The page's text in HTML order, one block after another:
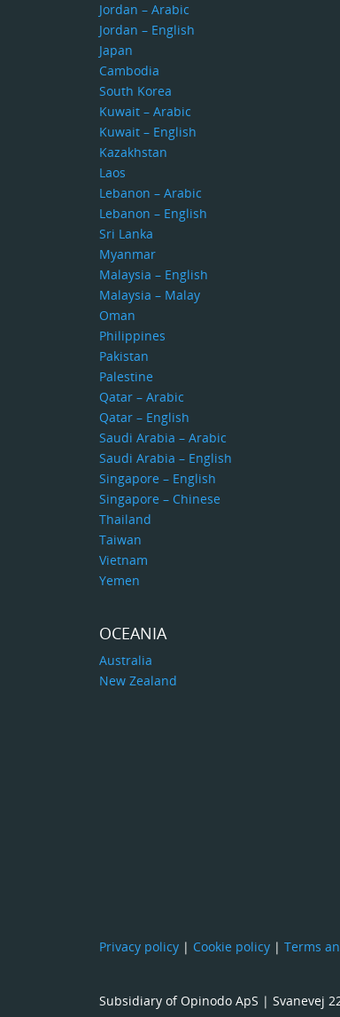
Jordan – Arabic
Jordan – English
Japan
Cambodia
South Korea
Kuwait – Arabic
Kuwait – English
Kazakhstan
Laos
Lebanon – Arabic
Lebanon – English
Sri Lanka
Myanmar
Malaysia – English
Malaysia – Malay
Oman
Philippines
Pakistan
Palestine
Qatar – Arabic
Qatar – English
Saudi Arabia – Arabic
Saudi Arabia – English
Singapore – English
Singapore – Chinese
Thailand
Taiwan
Vietnam
Yemen
OCEANIA
Australia
New Zealand
Privacy policy | Cookie policy | Terms
Subsidiary of Opinodo ApS | Svanevej